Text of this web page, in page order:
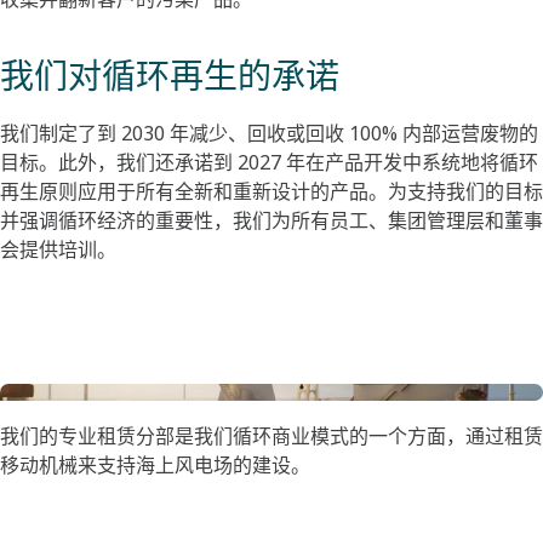
我们对循环再生的承诺
我们制定了到 2030 年减少、回收或回收 100% 内部运营废物的
目标。此外，我们还承诺到 2027 年在产品开发中系统地将循环
再生原则应用于所有全新和重新设计的产品。为支持我们的目标
并强调循环经济的重要性，我们为所有员工、集团管理层和董事
会提供培训。
我们的专业租赁分部是我们循环商业模式的一个方面，通过租赁
移动机械来支持海上风电场的建设。